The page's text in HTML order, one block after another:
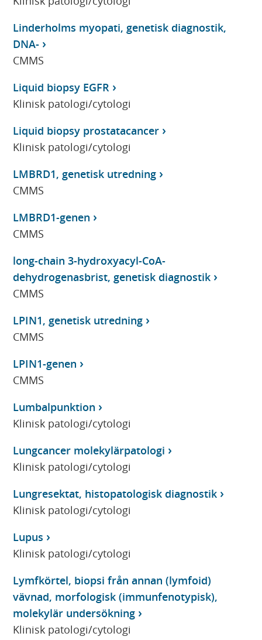
Linderholms myopati, genetisk diagnostik,
DNA-
CMMS
Liquid biopsy EGFR
Klinisk patologi/cytologi
Liquid biopsy prostatacancer
Klinisk patologi/cytologi
LMBRD1, genetisk utredning
CMMS
LMBRD1-genen
CMMS
long-chain 3-hydroxyacyl-CoA-
dehydrogenasbrist, genetisk diagnostik
CMMS
LPIN1, genetisk utredning
CMMS
LPIN1-genen
CMMS
Lumbalpunktion
Klinisk patologi/cytologi
Lungcancer molekylärpatologi
Klinisk patologi/cytologi
Lungresektat, histopatologisk diagnostik
Klinisk patologi/cytologi
Lupus
Klinisk patologi/cytologi
Lymfkörtel, biopsi från annan (lymfoid)
vävnad, morfologisk (immunfenotypisk),
molekylär undersökning
Klinisk patologi/cytologi